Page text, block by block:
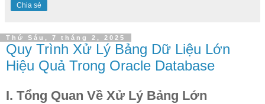
Chia sẻ
Thứ Sáu, 7 tháng 2, 2025
Quy Trình Xử Lý Bảng Dữ Liệu Lớn
Hiệu Quả Trong Oracle Database
I. Tổng Quan Về Xử Lý Bảng Lớn